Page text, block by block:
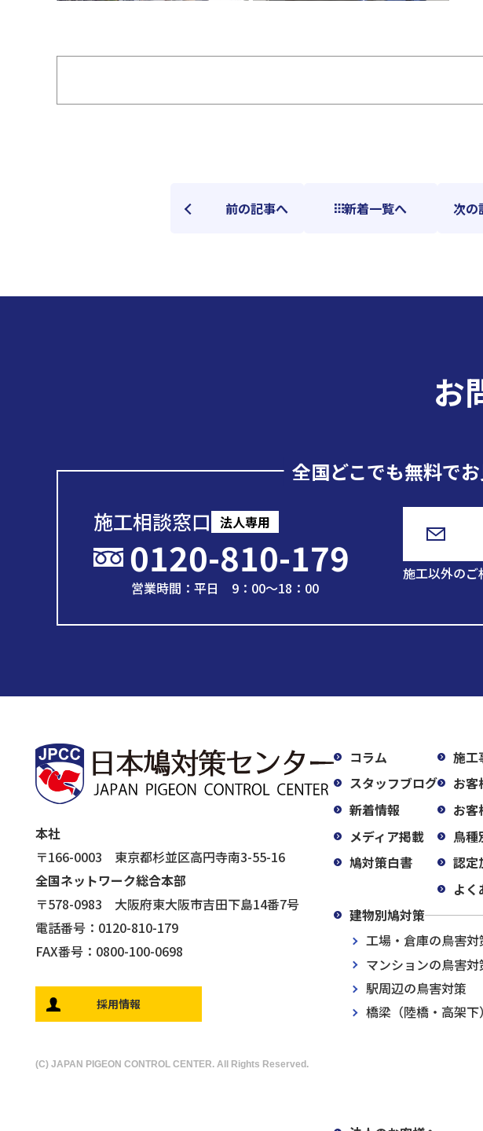
前の記事へ 新着一覧へ 次の
お
全国どこでも無料でお
施工相談窓口 法人専用
0120-810-179
営業時間：平日 9：00～18：00
施工以外のご
本社
〒166-0003 東京都杉並区高円寺南3-55-16
全国ネットワーク総合本部
〒578-0983 大阪府東大阪市吉田下島14番7号
電話番号：0120-810-179
FAX番号：0800-100-0698
採用情報
(C) JAPAN PIGEON CONTROL CENTER. All Rights Reserved.
コラム
スタッフブログ
新着情報
メディア掲載
鳩対策白書
施工
お客
お客
鳥種
認定
よく
建物別鳩対策
工場・倉庫の鳥害対
マンションの鳥害対
駅周辺の鳥害対策
橋梁（陸橋・高架